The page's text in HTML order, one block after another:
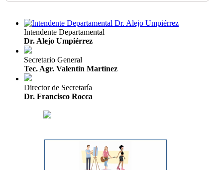
Intendente Departamental
Dr. Alejo Umpiérrez
Secretario General
Tec. Agr. Valentín Martínez
Director de Secretaría
Dr. Francisco Rocca